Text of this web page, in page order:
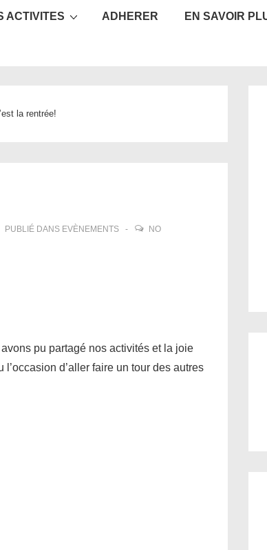
ACTIVITES ADHERER EN SAVOIR
la rentrée!
PUBLIÉ DANS EVÈNEMENTS
NO
pu partagé nos activités et la joie
l’occasion d’aller faire un tour des autres